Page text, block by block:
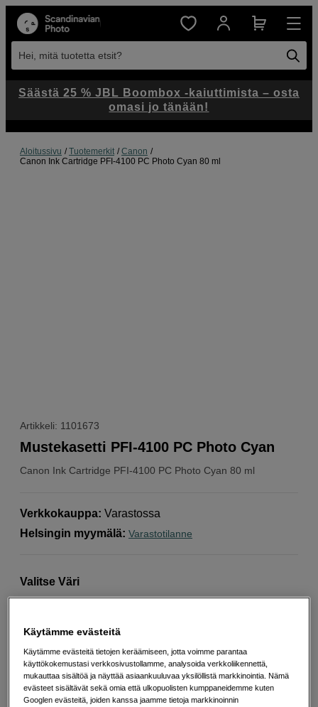
Hei, mitä tuotetta etsit?
Aloitussivu Tuotemerkit
Canon
Canon Ink Cartridge PFI-4100 PC Photo Cyan 80 ml
Artikkeli: 1101673
Canon Ink Cartridge PFI-4100 PC Photo Cyan 80 ml
Mustekasetti PFI-4100 PC Photo Cyan
Verkkokauppa: Varastossa
Helsingin myymälä: Varastotilanne
Valitse Väri
Chroma
optimizier
Harmaa Keltainen
Säästä 25 % JBL Boombox -kaiuttimista – osta
omasi jo tänään!
Käytämme evästeitä
Käytämme evästeitä tietojen keräämiseen, jotta voimme parantaa
käyttökokemustasi verkkosivustollamme, analysoida verkkoliikennettä,
mukauttaa sisältöä ja näyttää asiaankuuluvaa yksilöllistä markkinointia. Nämä
evästeet sisältävät sekä omia että ulkopuolisten kumppaneidemme kuten
Googlen evästeitä, joiden kanssa jaamme tietoja markkinoinnin